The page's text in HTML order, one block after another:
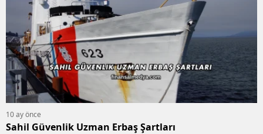
10 ay önce
Sahil Güvenlik Uzman Erbaş Şartları